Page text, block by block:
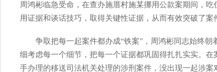
周鸿彬临急受命，在查办施厝村施某挪用公款案期间，
用证据和谈话技巧，取得关键性证据，从而有效突破了
争取把每一起案件都办成“铁案”，周鸿彬同志始终
细考虑每一个细节，把每一个证据都巩固得扎扎实实。
手办理的移送司法机关处理的涉刑案件，没出现一起涉